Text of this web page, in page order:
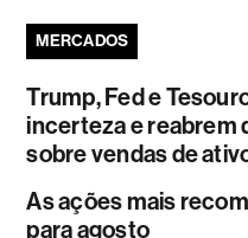
MERCADOS
Trump, Fed e
incerteza e reabrem
sobre vendas de
As ações mais
para agosto